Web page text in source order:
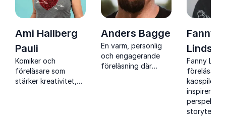
Ami Hallberg
Pauli
Komiker och
föreläsare som
stärker kreativitet,
Anders Bagge
En varm, personlig
och engagerande
föreläsning där
Fanny
Fanny
föreläsare
kaospilot
inspirerar
perspektiv
storytelling,